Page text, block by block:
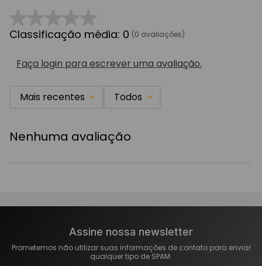
Classificação média: 0 (0 avaliações)
Faça login para escrever uma avaliação.
Mais recentes Todos
Nenhuma avaliação
Assine nossa newsletter
Prometemos não utilizar suas informações de contato para enviar
qualquer tipo de SPAM.